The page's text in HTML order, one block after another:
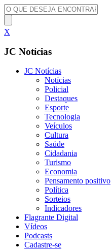
X
JC Notícias
JC Notícias
Notícias
Policial
Destaques
Esporte
Tecnologia
Veículos
Cultura
Saúde
Cidadania
Turismo
Economia
Pensamento positivo
Política
Sorteios
Indicadores
Flagrante Digital
Vídeos
Podcasts
Cadastre-se